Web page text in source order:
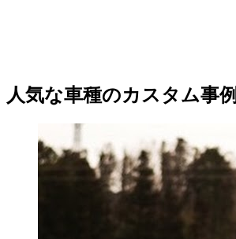
人気な車種のカスタム事例